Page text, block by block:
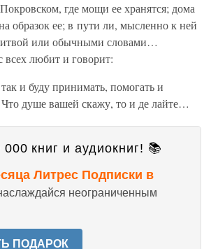
где мощи ее хранятся; дома
образок ее; в пути ли, мысленно к ней
или обычными словами…
всех любит и говорит:
и буду принимать, помогать и
Что душе вашей скажу, то и де лайте…
книг и аудиокниг! 📚
Литрес Подписки в
неограниченным
ПОДАРОК